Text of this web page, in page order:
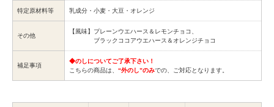
特定原材料等 乳成分・小麦・大豆・オレンジ
その他
【風味】プレーンウエハース＆レモンチョコ、
ブラックココアウエハース＆オレンジチョコ
補足事項
◆のしについてご了承下さい！
こちらの商品は、 “外のし”のみでの、ご対応となります。